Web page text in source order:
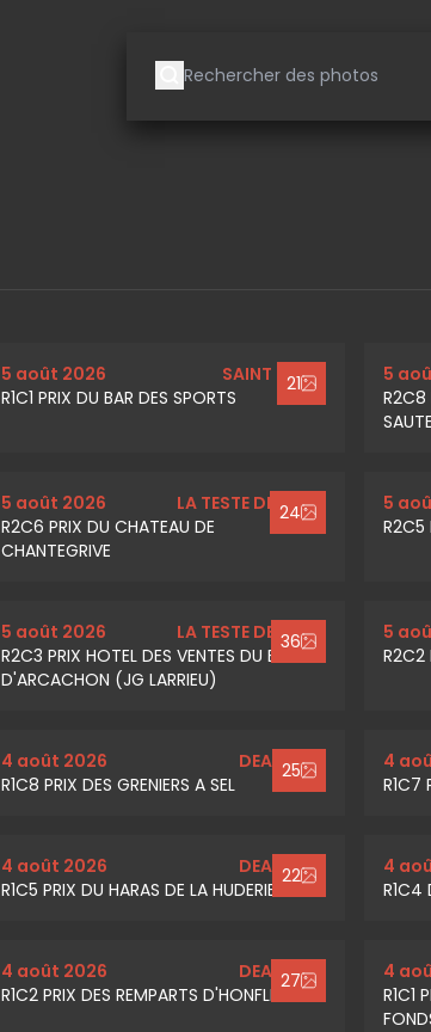
21
5 août 2026
SAINT MALO
R1C1 PRIX DU BAR DES SPORTS
5
R2C8
24
5 août 2026
LA TESTE DE BUCH
R2C6 PRIX DU CHATEAU DE
CHANTEGRIVE
5
R2C5
36
5 août 2026
LA TESTE DE BUCH
R2C3 PRIX HOTEL DES VENTES DU BASSIN
D'ARCACHON (JG LARRIEU)
5
R2C2
25
4 août 2026
DEAUVILLE
R1C8 PRIX DES GRENIERS A SEL
4
R1C7
22
4 août 2026
DEAUVILLE
R1C5 PRIX DU HARAS DE LA HUDERIE
4
R1C4
27
4 août 2026
DEAUVILLE
R1C2 PRIX DES REMPARTS D'HONFLEUR
4
R1C1